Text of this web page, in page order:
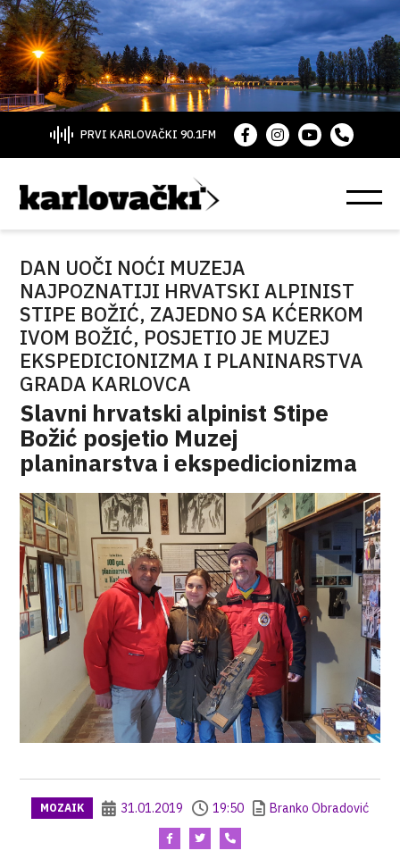
PRVI KARLOVAČKI 90.1FM
DAN UOČI NOĆI MUZEJA
NAJPOZNATIJI HRVATSKI ALPINIST
STIPE BOŽIĆ, ZAJEDNO SA KĆERKOM
IVOM BOŽIĆ, POSJETIO JE MUZEJ
EKSPEDICIONIZMA I PLANINARSTVA
GRADA KARLOVCA
Slavni hrvatski alpinist Stipe
Božić posjetio Muzej
planinarstva i ekspedicionizma
MOZAIK 31.01.2019 19:50 Branko Obradović